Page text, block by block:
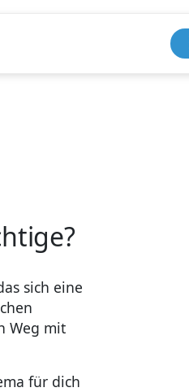
sich eine
Weg mit
für dich